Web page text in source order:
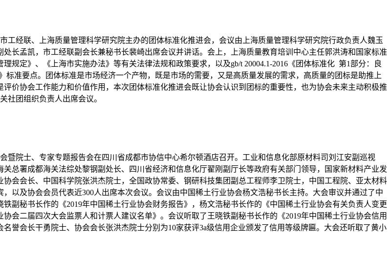
工经联、上海质量管理科学研究院主办的团体标准化推进会，会议由上海质量管理科学研究院行政负责人魏玉
长孟凯，市工经联副会长兼秘书长裴崎出席会议并讲话。会上，上海质量教育培训中心主任郭洪涛和国家标准
规定》、《上海市实施办法》等有关法律法规和政策要求，以及gb/t 20004.1-2016《团体标准化 第1部分：良
标准要点。团体标准是市场经济一个产物，既是市场的需要，又是高质量发展的需求，高质量的团标是助推上
价协会工作能力和价值作用，本次团体标准化推进会既让协会认识到团标的重要性，也为协会未来主动积极推
社团组织负责人出席会议。
暨院士、专家专题报告会在四川省成都市协信中心希尔顿酒店召开。工业和信息化部原材料司刘江安副巡视
总署成都海关法综处黎钢副处长、四川省经济和信息化厅翟刚副厅长等政府有关部门领导，国家新材料产业发
会会长、中国科学院张洪杰院士，全国政协常委、钢研科技集团副总工程师李卫院士，中国工程院、亚太材料
以及协会会员代表近300人出席本次会议。会议由中国稀土行业协会杨文浩秘书长主持。大会审议并通过了中
副秘书长作的《2019年中国稀土行业协会财务报告》，杨文浩秘书长作的《中国稀土行业协会有关负责人变更
会二届四次大会监票人和计票人建议名单》。会议听取了王晓铁副秘书长作的《2019年中国稀土行业协会信用
誉会长干勇院士、协会会长张洪杰院士分别为10家获评3a级信用企业颁发了信用等级牌匾。大会还听取了黄小